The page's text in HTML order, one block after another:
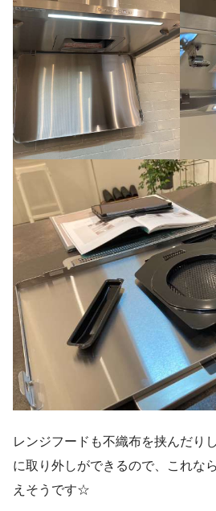
レンジフードも不織布を挟んだり
に取り外しができるので、これな
えそうです☆